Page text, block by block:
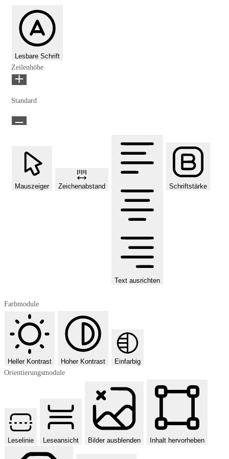
Lesbare Schrift
Zeilenhöhe
Standard
Mauszeiger Zeichenabstand
Text ausrichten
Schriftstärke
Farbmodule
Heller Kontrast Hoher Kontrast
Einfarbig
Orientierungsmodule
Leselinie Leseansicht Bilder ausblenden Inhalt hervorheben